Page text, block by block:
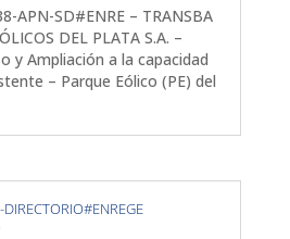
APN-SD#ENRE – TRANSBA
DEL PLATA S.A. –
y Ampliación a la capacidad
– Parque Eólico (PE) del